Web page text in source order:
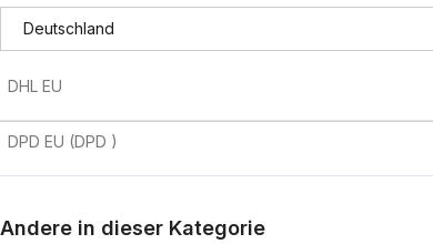
DHL EU
DPD EU (DPD )
Andere in dieser Kategorie